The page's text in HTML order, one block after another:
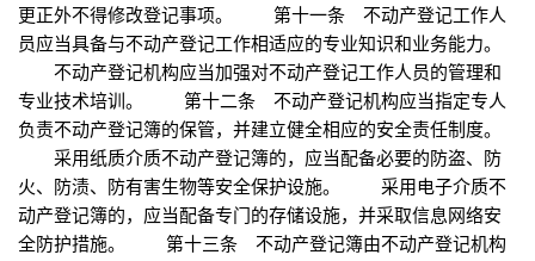
更正外不得修改登记事项。 第十一条 不动产登记工作人
员应当具备与不动产登记工作相适应的专业知识和业务能力。
不动产登记机构应当加强对不动产登记工作人员的管理和
专业技术培训。 第十二条 不动产登记机构应当指定专人
负责不动产登记簿的保管，并建立健全相应的安全责任制度。
采用纸质介质不动产登记簿的，应当配备必要的防盗、防
火、防渍、防有害生物等安全保护设施。 采用电子介质不
动产登记簿的，应当配备专门的存储设施，并采取信息网络安
全防护措施。 第十三条 不动产登记簿由不动产登记机构